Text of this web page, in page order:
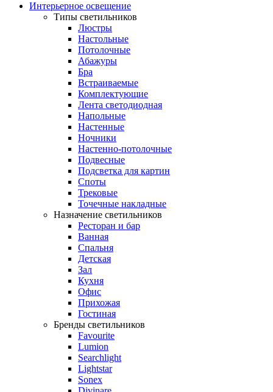
Интерьерное освещение
Типы светильников
Люстры
Настольные
Потолочные
Абажуры
Бра
Встраиваемые
Комплектующие
Лента светодиодная
Напольные
Настенные
Ночники
Настенно-потолочные
Подвесные
Подсветка для картин
Споты
Трековые
Точечные накладные
Назначение светильников
Ресторан и бар
Ванная
Спальня
Детская
Зал
Кухня
Офис
Прихожая
Гостиная
Бренды светильников
Favourite
Lumion
Searchlight
Lightstar
Sonex